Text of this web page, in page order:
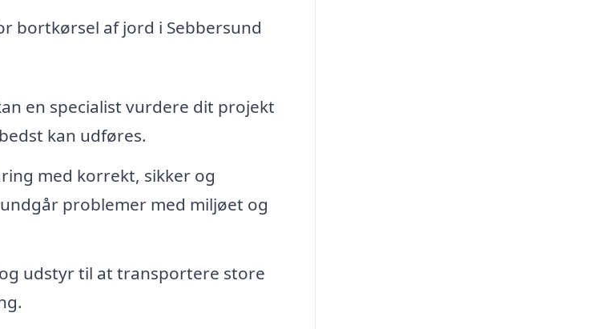
bortkørsel af jord i Sebbersund
en specialist vurdere dit projekt
kan udføres.
med korrekt, sikker og
problemer med miljøet og
udstyr til at transportere store